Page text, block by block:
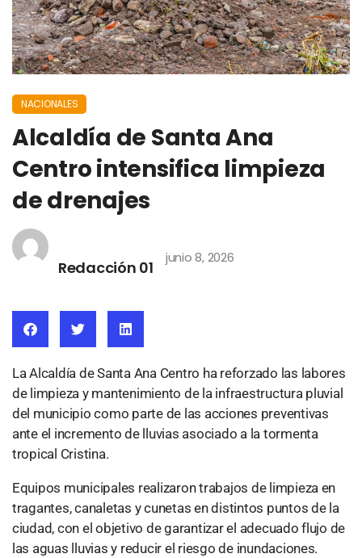
NACIONALES
Alcaldía de Santa Ana
Centro intensifica limpieza
de drenajes
Redacción 01
junio 8, 2026
La Alcaldía de Santa Ana Centro ha reforzado las labores
de limpieza y mantenimiento de la infraestructura pluvial
del municipio como parte de las acciones preventivas
ante el incremento de lluvias asociado a la tormenta
tropical Cristina.
Equipos municipales realizaron trabajos de limpieza en
tragantes, canaletas y cunetas en distintos puntos de la
ciudad, con el objetivo de garantizar el adecuado flujo de
las aguas lluvias y reducir el riesgo de inundaciones.